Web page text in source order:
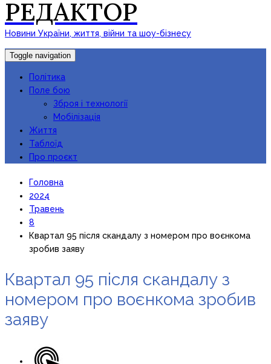
РЕДАКТОР
Новини України, життя, війни та шоу-бізнесу
Toggle navigation
Політика
Поле бою
Зброя і технології
Мобілізація
Життя
Таблоїд
Про проєкт
Головна
2024
Травень
8
Квартал 95 після скандалу з номером про воєнкома
зробив заяву
Квартал 95 після скандалу з
номером про воєнкома зробив
заяву